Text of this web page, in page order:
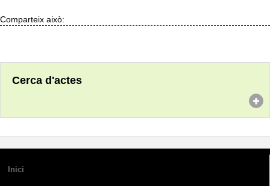
Comparteix això:
Cerca d'actes
Inici